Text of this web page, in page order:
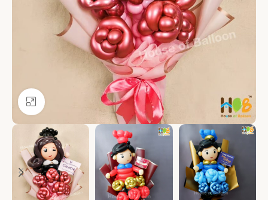
Click to enlarge